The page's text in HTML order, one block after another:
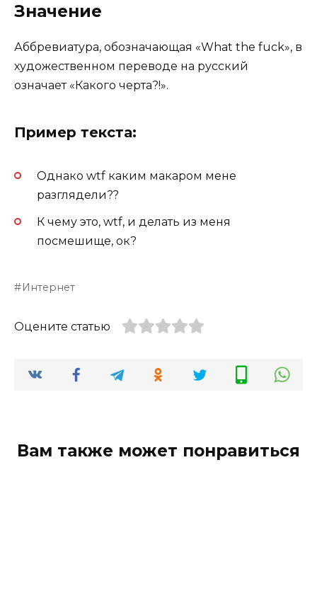
Значение
Аббревиатура, обозначающая «What the fuck», в
художественном переводе на русский
означает «Какого черта?!».
Пример текста:
Однако wtf каким макаром мене
разглядели??
К чему это, wtf, и делать из меня
посмешище, ок?
Интернет
Оцените статью
Вам также может понравиться